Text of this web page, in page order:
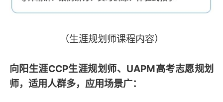
（生涯规划师课程内容）
向阳生涯CCP生涯规划师、UAPM高考志愿规划
师，适用人群多，应用场景广：